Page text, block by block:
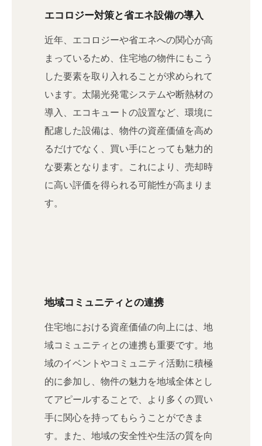
エコロジー対策と省エネ設備の導入
近年、エコロジーや省エネへの関心が高
まっているため、住宅地の物件にもこう
した要素を取り入れることが求められて
います。太陽光発電システムや断熱材の
導入、エコキュートの設置など、環境に
配慮した設備は、物件の資産価値を高め
るだけでなく、買い手にとっても魅力的
な要素となります。これにより、売却時
に高い評価を得られる可能性が高まりま
す。
地域コミュニティとの連携
住宅地における資産価値の向上には、地
域コミュニティとの連携も重要です。地
域のイベントやコミュニティ活動に積極
的に参加し、物件の魅力を地域全体とし
てアピールすることで、より多くの買い
手に関心を持ってもらうことができま
す。また、地域の安全性や生活の質を向